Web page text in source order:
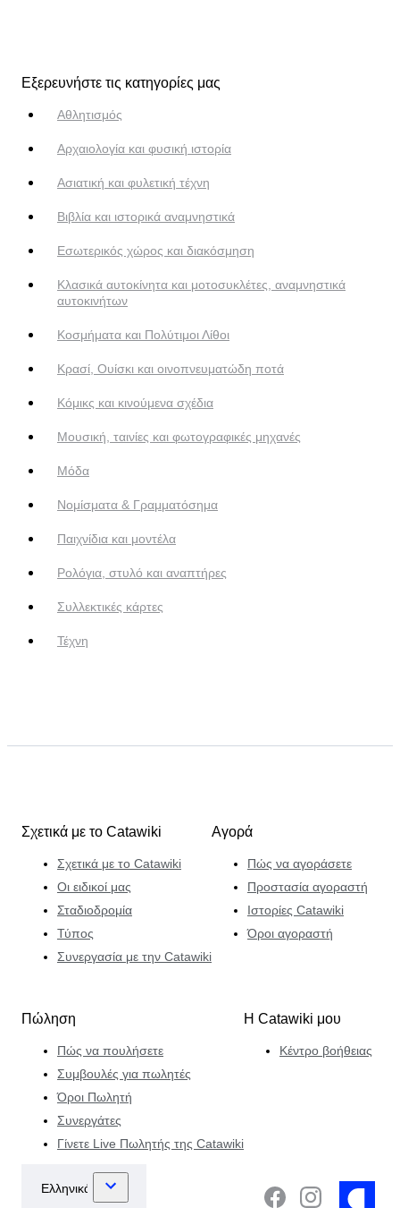
Εξερευνήστε τις κατηγορίες μας
Αθλητισμός
Αρχαιολογία και φυσική ιστορία
Ασιατική και φυλετική τέχνη
Βιβλία και ιστορικά αναμνηστικά
Εσωτερικός χώρος και διακόσμηση
Κλασικά αυτοκίνητα και μοτοσυκλέτες, αναμνηστικά
αυτοκινήτων
Κοσμήματα και Πολύτιμοι Λίθοι
Κρασί, Ουίσκι και οινοπνευματώδη ποτά
Κόμικς και κινούμενα σχέδια
Μουσική, ταινίες και φωτογραφικές μηχανές
Μόδα
Νομίσματα & Γραμματόσημα
Παιχνίδια και μοντέλα
Ρολόγια, στυλό και αναπτήρες
Συλλεκτικές κάρτες
Τέχνη
Σχετικά με το Catawiki
Σχετικά με το Catawiki
Οι ειδικοί μας
Σταδιοδρομία
Τύπος
Συνεργασία με την Catawiki
Αγορά
Πώς να αγοράσετε
Προστασία αγοραστή
Ιστορίες Catawiki
Όροι αγοραστή
Πώληση
Πώς να πουλήσετε
Συμβουλές για πωλητές
Όροι Πωλητή
Συνεργάτες
Γίνετε Live Πωλητής της Catawiki
Η Catawiki μου
Κέντρο βοήθειας